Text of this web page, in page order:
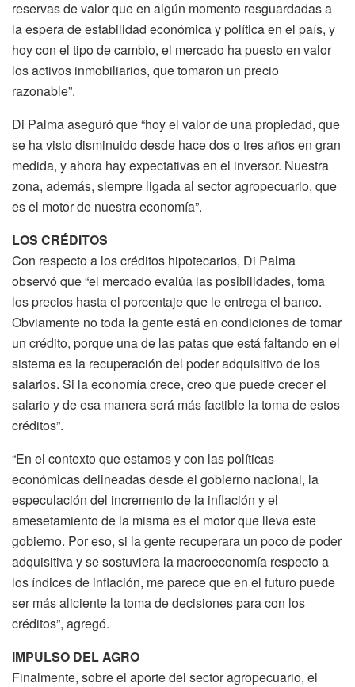
reservas de valor que en algún momento resguardadas a
la espera de estabilidad económica y política en el país, y
hoy con el tipo de cambio, el mercado ha puesto en valor
los activos inmobiliarios, que tomaron un precio
razonable”.
Di Palma aseguró que “hoy el valor de una propiedad, que
se ha visto disminuido desde hace dos o tres años en gran
medida, y ahora hay expectativas en el inversor. Nuestra
zona, además, siempre ligada al sector agropecuario, que
es el motor de nuestra economía”.
LOS CRÉDITOS
Con respecto a los créditos hipotecarios, Di Palma
observó que “el mercado evalúa las posibilidades, toma
los precios hasta el porcentaje que le entrega el banco.
Obviamente no toda la gente está en condiciones de tomar
un crédito, porque una de las patas que está faltando en el
sistema es la recuperación del poder adquisitivo de los
salarios. Si la economía crece, creo que puede crecer el
salario y de esa manera será más factible la toma de estos
créditos”.
“En el contexto que estamos y con las políticas
económicas delineadas desde el gobierno nacional, la
especulación del incremento de la inflación y el
amesetamiento de la misma es el motor que lleva este
gobierno. Por eso, si la gente recuperara un poco de poder
adquisitiva y se sostuviera la macroeconomía respecto a
los índices de inflación, me parece que en el futuro puede
ser más aliciente la toma de decisiones para con los
créditos”, agregó.
IMPULSO DEL AGRO
Finalmente, sobre el aporte del sector agropecuario, el